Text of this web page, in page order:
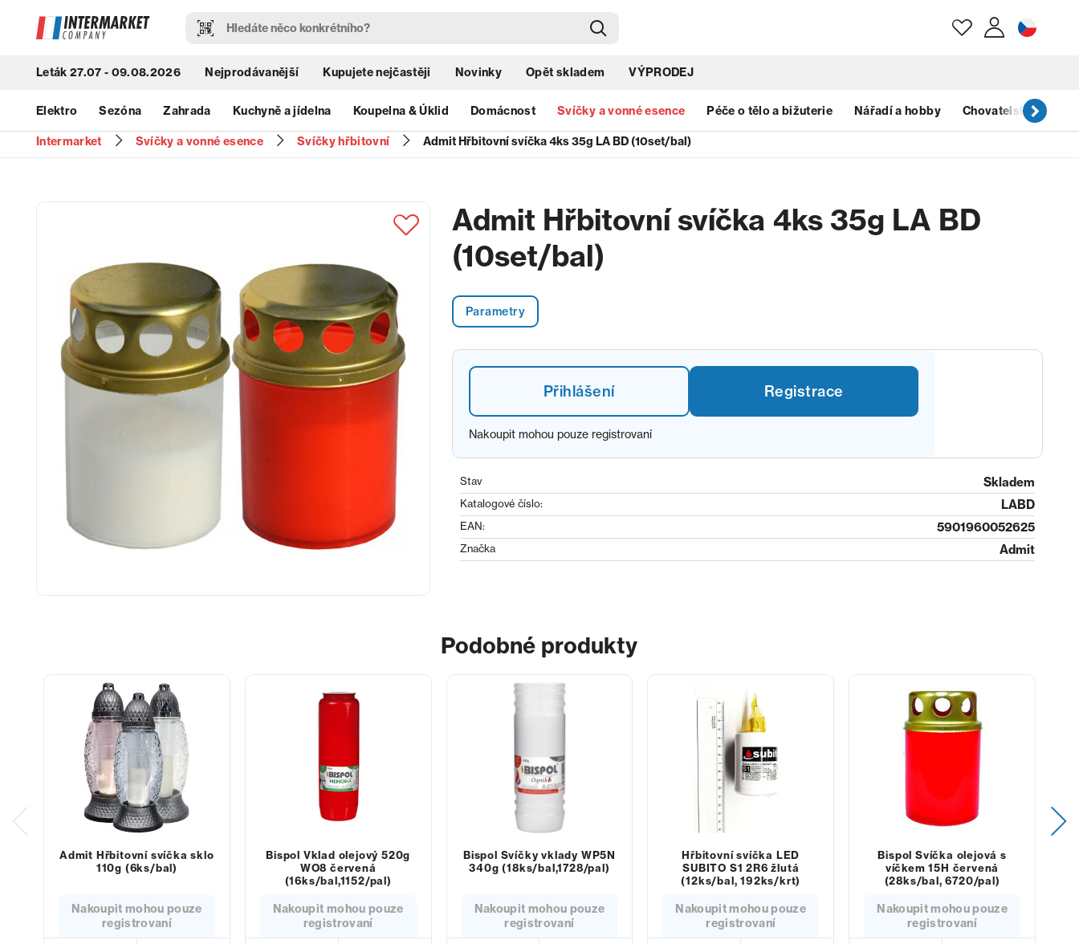
Zapomenuté heslo?
Leták 27.07 - 09.08.2026 Nejprodávanější Kupujete nejčastěji Novinky Opět skladem VÝPRODEJ
Elektro Sezóna Zahrada Kuchyně a jídelna Koupelna & Úklid Domácnost Svíčky a vonné esence Péče o tělo a bižuterie Nářadí a hobby Chovatelské
Intermarket Svíčky a vonné esence Svíčky hřbitovní Admit Hřbitovní svíčka 4ks 35g LA BD (10set/bal)
Admit Hřbitovní svíčka 4ks 35g LA BD
(10set/bal)
Parametry
Přihlášení Registrace
Nakoupit mohou pouze registrovaní
Stav Skladem
Katalogové číslo: LABD
EAN: 5901960052625
Značka Admit
Podobné produkty
Admit Hřbitovní svíčka sklo
110g (6ks/bal)
Nakoupit mohou pouze
registrovaní
Bispol Vklad olejový 520g
WO8 červená
(16ks/bal,1152/pal)
Nakoupit mohou pouze
registrovaní
Bispol Svíčky vklady WP5N
340g (18ks/bal,1728/pal)
Nakoupit mohou pouze
registrovaní
Hřbitovní svíčka LED
SUBITO S1 2R6 žlutá
(12ks/bal, 192ks/krt)
Nakoupit mohou pouze
registrovaní
Bispol Svíčka olejová s
víčkem 15H červená
(28ks/bal, 6720/pal)
Nakoupit mohou pouze
registrovaní